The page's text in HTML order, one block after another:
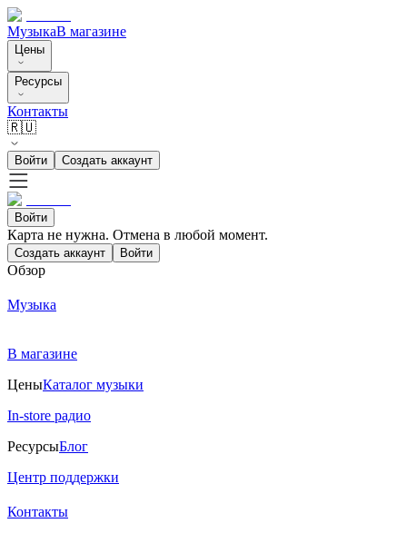
МузыкаВ магазине
Цены
Ресурсы
Контакты
🇷🇺
Войти Создать аккаунт
Войти
Карта не нужна. Отмена в любой момент.
Создать аккаунт Войти
Обзор
Музыка
В магазине
ЦеныКаталог музыки
In-store радио
РесурсыБлог
Центр поддержки
Контакты